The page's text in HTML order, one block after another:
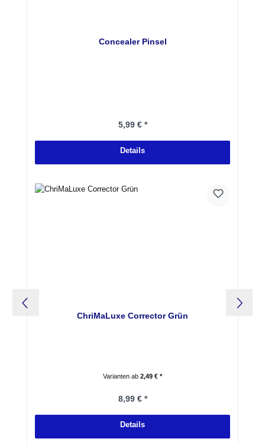
Concealer Pinsel
Regulärer Preis:
5,99 € *
Details
ChriMaLuxe Corrector Grün
Varianten ab 2,49 € *
Regulärer Preis:
8,99 € *
Details